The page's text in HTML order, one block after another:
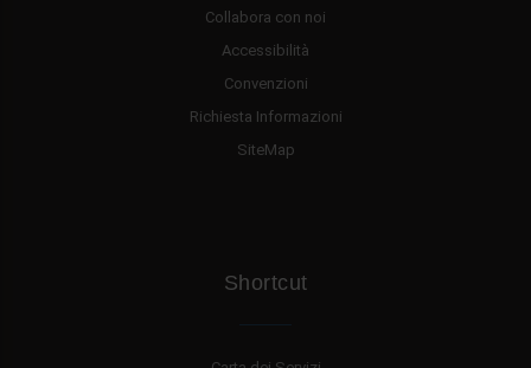
Collabora con noi
Accessibilità
Convenzioni
Richiesta Informazioni
SiteMap
Shortcut